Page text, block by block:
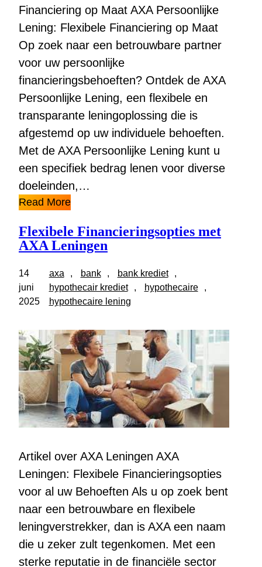
Financiering op Maat AXA Persoonlijke
Lening: Flexibele Financiering op Maat
Op zoek naar een betrouwbare partner
voor uw persoonlijke
financieringsbehoeften? Ontdek de AXA
Persoonlijke Lening, een flexibele en
transparante leningoplossing die is
afgestemd op uw individuele behoeften.
Met de AXA Persoonlijke Lening kunt u
een specifiek bedrag lenen voor diverse
doeleinden,…
Read More
Flexibele Financieringsopties met
AXA Leningen
14
juni
2025
axa , bank , bank krediet
hypothecair krediet
, hypothecaire
hypothecaire lening
Artikel over AXA Leningen AXA
Leningen: Flexibele Financieringsopties
voor al uw Behoeften Als u op zoek bent
naar een betrouwbare en flexibele
leningverstrekker, dan is AXA een naam
die u zeker zult tegenkomen. Met een
sterke reputatie in de financiële sector